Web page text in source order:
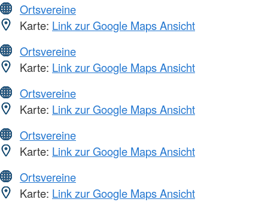
Ortsvereine
Karte: Link zur Google Maps Ansicht
Ortsvereine
Karte: Link zur Google Maps Ansicht
Ortsvereine
Karte: Link zur Google Maps Ansicht
Ortsvereine
Karte: Link zur Google Maps Ansicht
Ortsvereine
Karte: Link zur Google Maps Ansicht